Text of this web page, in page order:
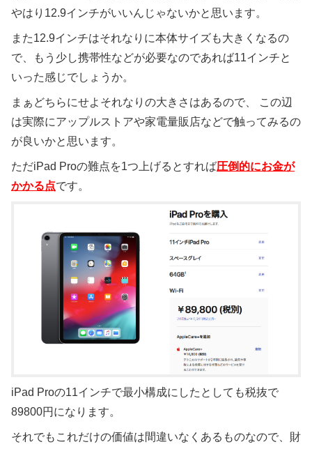
やはり12.9インチがいいんじゃないかと思います。
また12.9インチはそれなりに本体サイズも大きくなるの
で、もう少し携帯性などが必要なのであれば11インチと
いった感じでしょうか。
まぁどちらにせよそれなりの大きさはあるので、 この辺
は実際にアップルストアや家電量販店などで触ってみるの
が良いかと思います。
ただiPad Proの難点を1つ上げるとすれば圧倒的にお金が
かかる点です。
iPad Proの11インチで最小構成にしたとしても税抜で
89800円になります。
それでもこれだけの価値は間違いなくあるものなので、財